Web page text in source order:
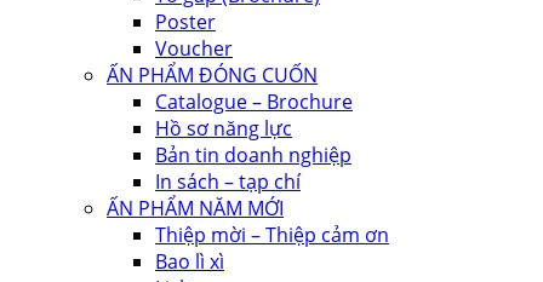
Poster
Voucher
ẤN PHẨM ĐÓNG CUỐN
Catalogue – Brochure
Hồ sơ năng lực
Bản tin doanh nghiệp
In sách – tạp chí
ẤN PHẨM NĂM MỚI
Thiệp mời – Thiệp cảm ơn
Bao lì xì